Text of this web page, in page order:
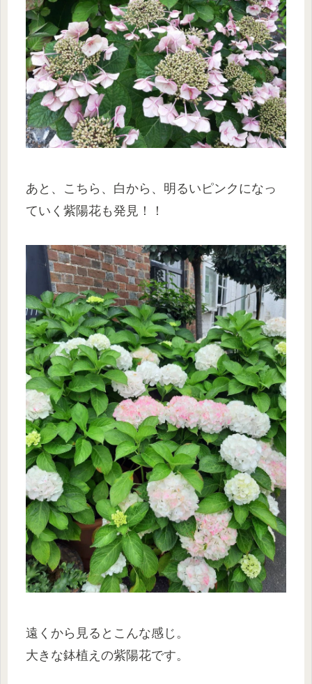
あと、こちら、白から、明るいピンクになっ
ていく紫陽花も発見！！
遠くから見るとこんな感じ。
大きな鉢植えの紫陽花です。